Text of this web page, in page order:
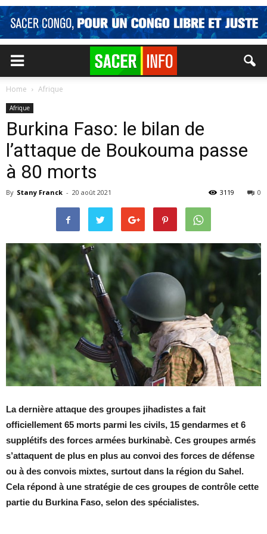
Home Afrique
Afrique
Burkina Faso: le bilan de
l’attaque de Boukouma passe
à 80 morts
By Stany Franck - 20 août 2021 0
3119
La dernière attaque des groupes jihadistes a fait
officiellement 65 morts parmi les civils, 15 gendarmes et 6
supplétifs des forces armées burkinabè. Ces groupes armés
s’attaquent de plus en plus au convoi des forces de défense
ou à des convois mixtes, surtout dans la région du Sahel.
Cela répond à une stratégie de ces groupes de contrôle cette
partie du Burkina Faso, selon des spécialistes.